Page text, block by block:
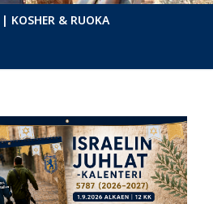
| KOSHER & RUOKA